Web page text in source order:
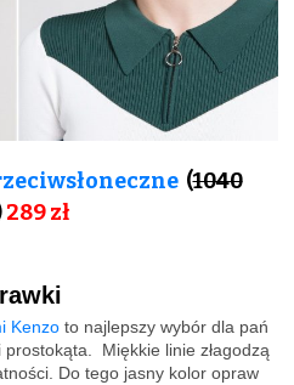
(1040
289 zł
Kenzo to najlepszy wybór dla pań
Miękkie linie złagodzą
Do tego jasny kolor opraw